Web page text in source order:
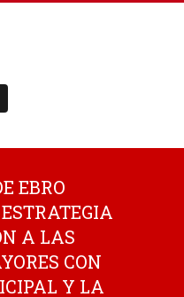
EBRO
A LAS
CON
Y LA